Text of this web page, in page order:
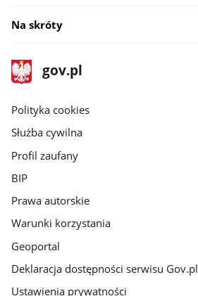
Na skróty
stopka
gov.pl
Strona
gov.pl
gov.pl
Polityka cookies
Służba cywilna
Profil zaufany
BIP
Prawa autorskie
Warunki korzystania
Geoportal
Deklaracja dostępności serwisu Gov.pl
Ustawienia prywatności